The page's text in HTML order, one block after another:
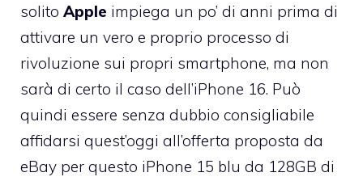
solito Apple impiega un po’ di anni prima di
attivare un vero e proprio processo di
rivoluzione sui propri smartphone, ma non
sarà di certo il caso dell’iPhone 16. Può
quindi essere senza dubbio consigliabile
affidarsi quest’oggi all’offerta proposta da
eBay per questo iPhone 15 blu da 128GB di